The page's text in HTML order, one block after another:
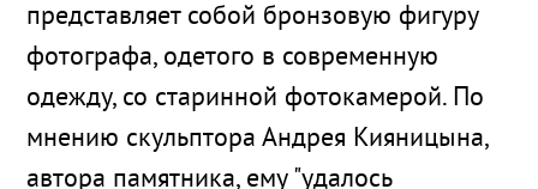
представляет собой бронзовую фигуру
фотографа, одетого в современную
одежду, со старинной фотокамерой. По
мнению скульптора Андрея Кияницына,
автора памятника, ему "удалось